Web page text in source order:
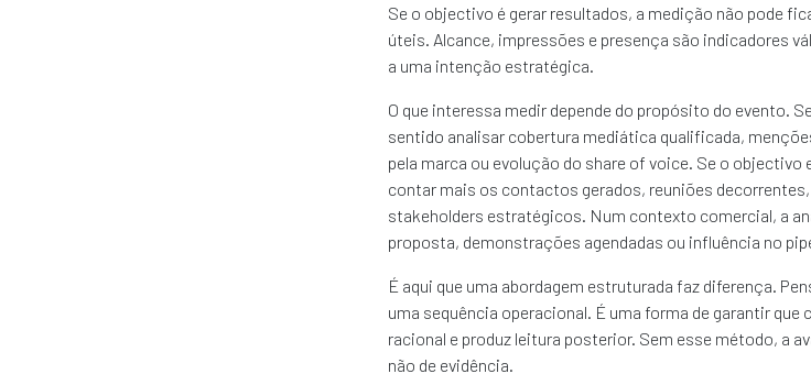
Se o objectivo é gerar resultados, a medição não pode
úteis. Alcance, impressões e presença são indicadores
a uma intenção estratégica.
O que interessa medir depende do propósito do evento.
sentido analisar cobertura mediática qualificada,
pela marca ou evolução do share of voice. Se o
contar mais os contactos gerados, reuniões
stakeholders estratégicos. Num contexto comercial, a
proposta, demonstrações agendadas ou influência no
É aqui que uma abordagem estruturada faz diferença.
uma sequência operacional. É uma forma de garantir que
racional e produz leitura posterior. Sem esse método, a
não de evidência.